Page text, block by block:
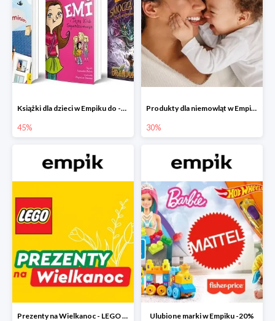
Książki dla dzieci w Empiku do -45%
45%
Produkty dla niemowląt w Empiku do -30%
30%
Prezenty na Wielkanoc - LEGO w Empiku do -25% Ulubione marki w Empiku -20%